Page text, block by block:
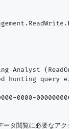
Analyst
hunting query
0000-000000000000"
タ閲覧に必要なアクシ